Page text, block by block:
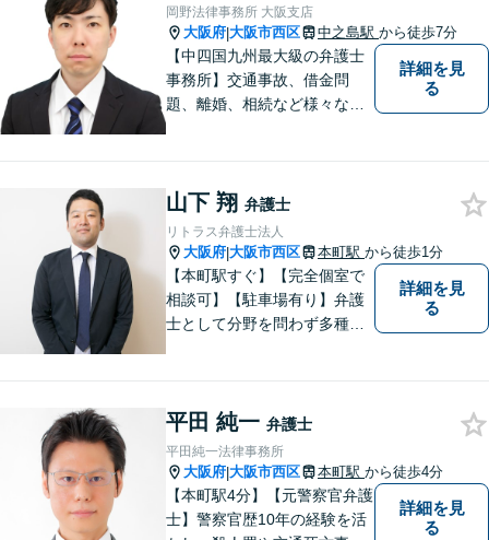
岡野法律事務所 大阪支店
大阪府|大阪市西区 中之島駅 から徒歩7分
【中四国九州最大級の弁護士
事務所】交通事故、借金問
題、離婚、相続など様々な問
い！
詳細を見
る
山下 翔 弁護士
リトラス弁護士法人
大阪府|大阪市西区 本町駅 から徒歩1分
【本町駅すぐ】【完全個室で
相談可】【駐車場有り】弁護
士として分野を問わず多種多
ってしまう方もいらっしゃる
かもしれませんが、まずはお
気軽にご相談ください。
詳細を見
る
平田 純一 弁護士
平田純一法律事務所
大阪府|大阪市西区 本町駅 から徒歩4分
【本町駅4分】【元警察官弁護
士】警察官歴10年の経験を活
詳細を見
る